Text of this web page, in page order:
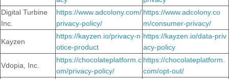
Digital Turbine
Inc.
https://www.adcolony.com/
privacy-policy/
https://www.adcolony.co
m/consumer-privacy/
Kayzen
https://kayzen.io/privacy-n
otice-product
https://kayzen.io/data-priv
acy-policy
Vdopia, Inc.
https://chocolateplatform.c
om/privacy-policy/
https://chocolateplatform.
com/opt-out/